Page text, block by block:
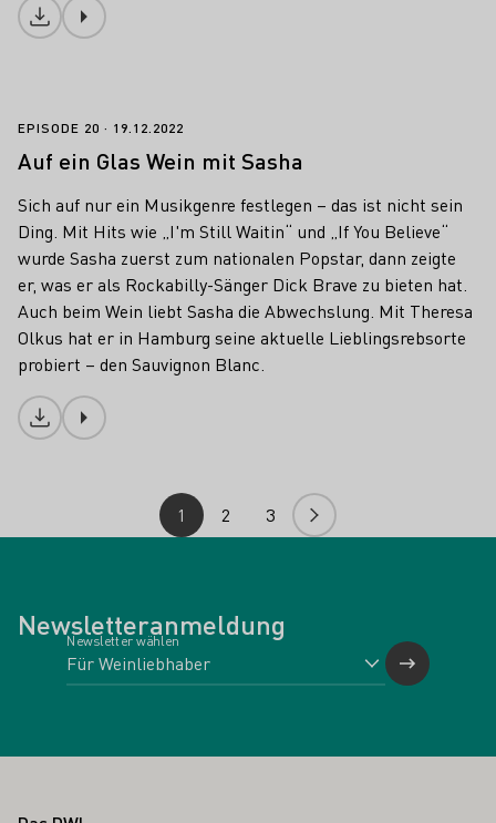
Download
Auf ein Glas Wein mit Sasha
EPISODE 20 19.12.2022
Auf ein Glas Wein mit Sasha
Sich auf nur ein Musikgenre festlegen – das ist nicht sein
Ding. Mit Hits wie „I'm Still Waitin“ und „If You Believe“
wurde Sasha zuerst zum nationalen Popstar, dann zeigte
er, was er als Rockabilly-Sänger Dick Brave zu bieten hat.
Auch beim Wein liebt Sasha die Abwechslung. Mit Theresa
Olkus hat er in Hamburg seine aktuelle Lieblingsrebsorte
probiert – den Sauvignon Blanc.
Download
1 2 3
Newsletteranmeldung
Newsletter wählen